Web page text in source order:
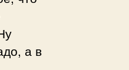
а в